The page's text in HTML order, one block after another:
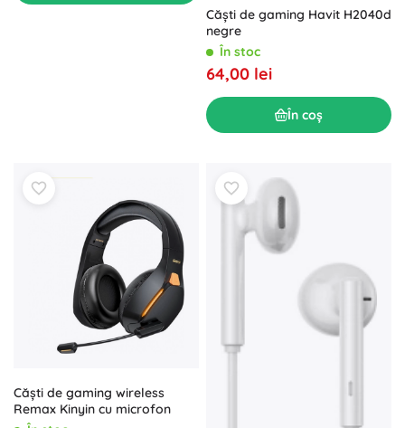
Căști de gaming Havit H2040d
negre
În stoc
64,00 lei
În coș
Căști de gaming wireless
Remax Kinyin cu microfon